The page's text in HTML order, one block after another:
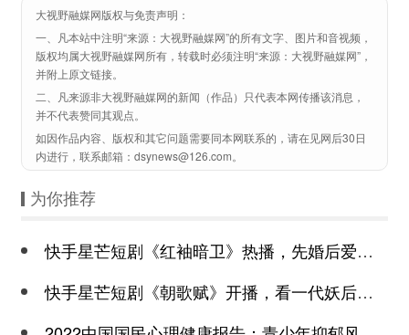
大视野融媒网版权与免责声明：
一、凡本站中注明“来源：大视野融媒网”的所有文字、图片和音视频，
版权均属大视野融媒网所有，转载时必须注明“来源：大视野融媒网”，
并附上原文链接。
二、凡来源非大视野融媒网的新闻（作品）只代表本网传播该消息，
并不代表赞同其观点。
如因作品内容、版权和其它问题需要同本网联系的，请在见网后30日
内进行，联系邮箱：dsynews@126.com。
为你推荐
快手星芒短剧《红袖暗卫》热播，先婚后爱诠释别样浪漫
快手星芒短剧《朝歌赋》开播，看一代妖后与心机皇上极限拉扯